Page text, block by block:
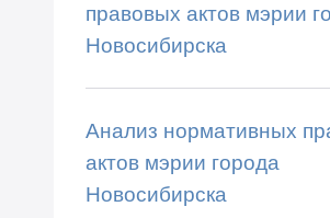
правовых актов мэрии
Новосибирска
Анализ нормативных
актов мэрии города
Новосибирска